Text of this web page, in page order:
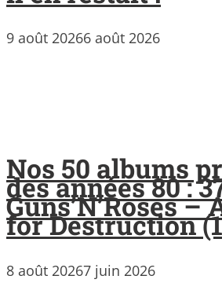
9 août 20266 août 2026
Nos 50 albums
des années 80 :
Guns’N’Roses –
for Destruction
8 août 20267 juin 2026